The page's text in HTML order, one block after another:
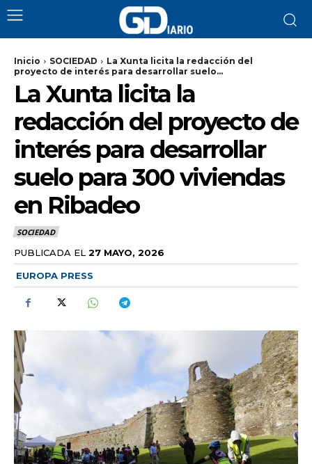
Inicio SOCIEDAD
La Xunta licita la redacción del
proyecto de interés para desarrollar suelo...
La Xunta licita la
redacción del proyecto de
interés para desarrollar
suelo para 300 viviendas
en Ribadeo
SOCIEDAD
PUBLICADA EL 27 MAYO, 2026
EUROPA PRESS